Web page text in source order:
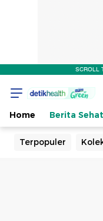
SCROLL
Home Berita Sehat
Terpopuler